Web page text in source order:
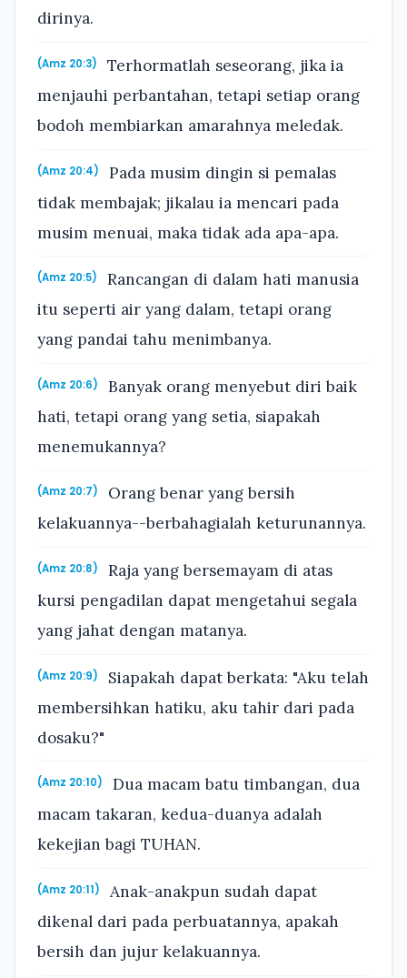
dirinya.
(Amz 20:3)
Terhormatlah seseorang, jika ia
menjauhi perbantahan, tetapi setiap orang
bodoh membiarkan amarahnya meledak.
(Amz 20:4)
Pada musim dingin si pemalas
tidak membajak; jikalau ia mencari pada
musim menuai, maka tidak ada apa-apa.
(Amz 20:5)
Rancangan di dalam hati manusia
itu seperti air yang dalam, tetapi orang
yang pandai tahu menimbanya.
(Amz 20:6)
Banyak orang menyebut diri baik
hati, tetapi orang yang setia, siapakah
menemukannya?
(Amz 20:7)
Orang benar yang bersih
kelakuannya--berbahagialah keturunannya.
(Amz 20:8)
Raja yang bersemayam di atas
kursi pengadilan dapat mengetahui segala
yang jahat dengan matanya.
(Amz 20:9)
Siapakah dapat berkata: "Aku telah
membersihkan hatiku, aku tahir dari pada
dosaku?"
(Amz 20:10)
Dua macam batu timbangan, dua
macam takaran, kedua-duanya adalah
kekejian bagi TUHAN.
(Amz 20:11)
Anak-anakpun sudah dapat
dikenal dari pada perbuatannya, apakah
bersih dan jujur kelakuannya.